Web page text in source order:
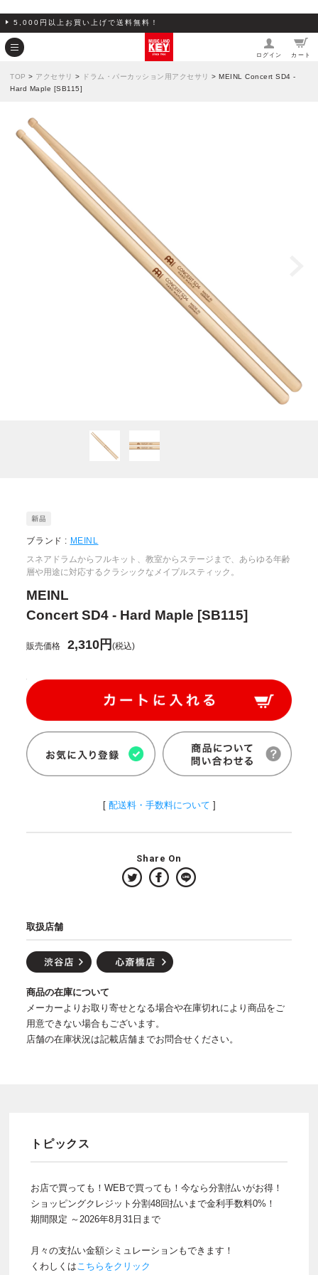
5,000円以上お買い上げで送料無料！
ログイン カート
TOP > アクセサリ > ドラム・パーカッション用アクセサリ > MEINL Concert SD4 -
Hard Maple [SB115]
ブランド : MEINL
スネアドラムからフルキット、教室からステージまで、あらゆる年齢
層や用途に対応するクラシックなメイプルスティック。
MEINL
Concert SD4 - Hard Maple [SB115]
販売価格 2,310円(税込)
[ 配送料・手数料について ]
Share On
取扱店舗
商品の在庫について
メーカーよりお取り寄せとなる場合や在庫切れにより商品をご
用意できない場合もございます。
店舗の在庫状況は記載店舗までお問合せください。
トピックス
お店で買っても！WEBで買っても！今なら分割払いがお得！
ショッピングクレジット分割48回払いまで金利手数料0%！
期間限定 ～2026年8月31日まで
月々の支払い金額シミュレーションもできます！
くわしくはこちらをクリック